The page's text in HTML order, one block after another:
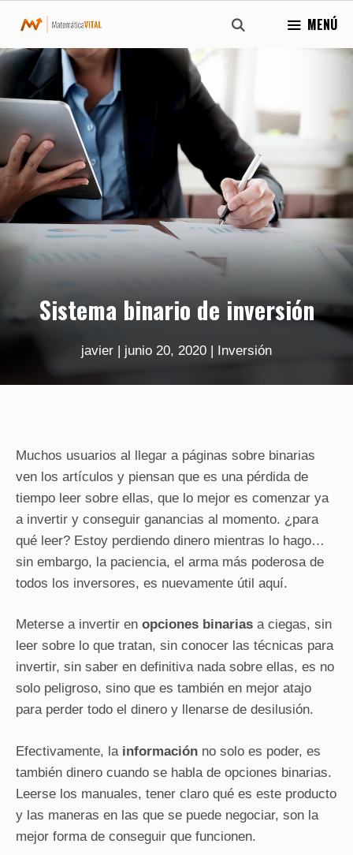
contenido
MENÚ
Sistema binario de inversión
javier | junio 20, 2020 | Inversión
Muchos usuarios al llegar a páginas sobre binarias
ven los artículos y piensan que es una pérdida de
tiempo leer sobre ellas, que lo mejor es comenzar ya
a invertir y conseguir ganancias al momento. ¿para
qué leer? Estoy perdiendo dinero mientras lo hago…
sin embargo, la paciencia, el arma más poderosa de
todos los inversores, es nuevamente útil aquí.
Meterse a invertir en opciones binarias a ciegas, sin
leer sobre lo que tratan, sin conocer las técnicas para
invertir, sin saber en definitiva nada sobre ellas, es no
solo peligroso, sino que es también en mejor atajo
para perder todo el dinero y llenarse de desilusión.
Efectivamente, la información no solo es poder, es
también dinero cuando se habla de opciones binarias.
Leerse los manuales, tener claro qué es este producto
y las maneras en las que se puede negociar, son la
mejor forma de conseguir que funcionen.